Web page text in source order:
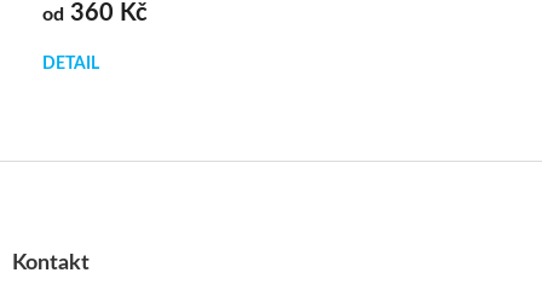
od 360 Kč
DETAIL
Kontakt